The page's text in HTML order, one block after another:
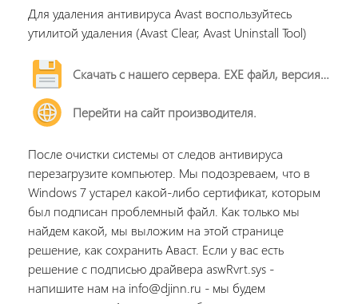
Для удаления антивируса Avast воспользуйтесь
утилитой удаления (Avast Clear, Avast Uninstall Tool)
Скачать с нашего сервера. EXE файл, версия 22.11 около 13 мб.
Перейти на сайт производителя.
После очистки системы от следов антивируса
перезагрузите компьютер. Мы подозреваем, что в
Windows 7 устарел какой-либо сертификат, которым
был подписан проблемный файл. Как только мы
найдем какой, мы выложим на этой странице
решение, как сохранить Аваст. Если у вас есть
решение с подписью драйвера aswRvrt.sys -
напишите нам на info@djinn.ru - мы будем